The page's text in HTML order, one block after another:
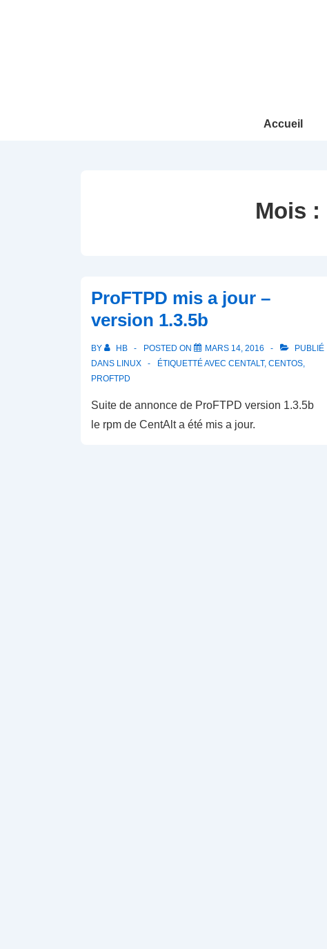
Main
Accueil
Mois :
ProFTPD mis a jour –
version 1.3.5b
BY HB POSTED ON MARS 14, 2016
PUBLIÉ
DANS LINUX ÉTIQUETTÉ AVEC CENTALT, CENTOS,
PROFTPD
Suite de annonce de ProFTPD version 1.3.5b
le rpm de CentAlt a été mis a jour.